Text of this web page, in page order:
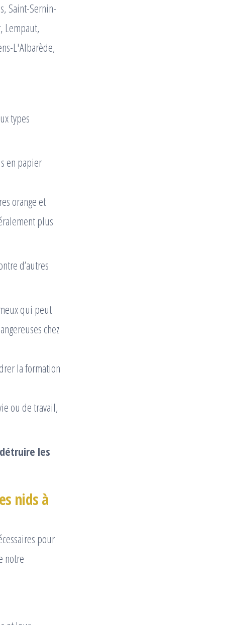
Saint-Sernin-
Lempaut,
L'Albarède,
types
en papier
orange et
plus
d’autres
qui peut
chez
la formation
ou de travail,
les
nids à
pour
notre